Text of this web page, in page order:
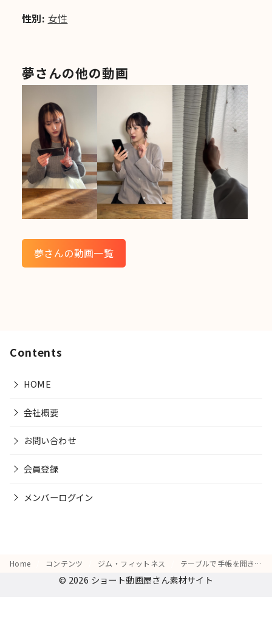
性別: 女性
夢さんの他の動画
夢さんの動画一覧
Contents
HOME
会社概要
お問い合わせ
会員登録
メンバーログイン
Home コンテンツ ジム・フィットネス テーブルで手帳を開き、エクササイズのスケジュールを書き込みながら頷く姿
© 2026 ショート動画屋さん素材サイト